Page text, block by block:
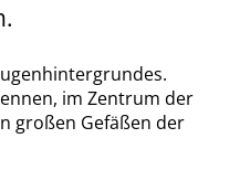
im Zentrum der
großen Gefäßen der